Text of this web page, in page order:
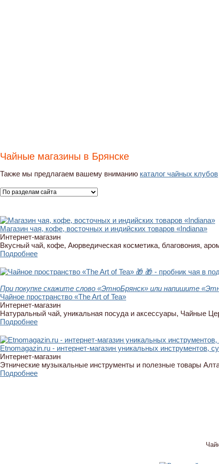
Чайные магазины в Брянске
Также мы предлагаем вашему вниманию каталог чайных клубов
Магазин чая, кофе, восточных и индийских товаров «Indiana»
Интернет-магазин
Вкусный чай, кофе, Аюрведическая косметика, благовония,
Подробнее
🎁 🎁 - пробник чая в
При покупке скажите слово «ЭтноБрянск» или напишите
Чайное пространство «The Art of Tea»
Интернет-магазин
Натуральный чай, уникальная посуда и аксессуары, Чайные
Подробнее
Etnomagazin.ru - интернет-магазин уникальных инструментов,
Интернет-магазин
Этнические музыкальные инструменты и полезные товары
Подробнее